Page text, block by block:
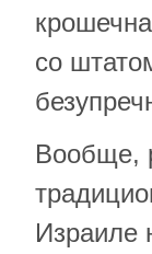
со
Вообще,
Израиле